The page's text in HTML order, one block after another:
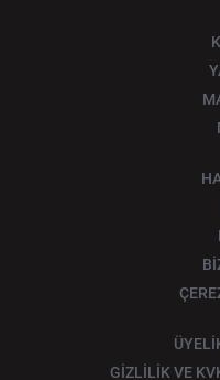
GİZLİLİK VE